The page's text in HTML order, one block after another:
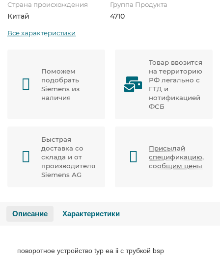
Страна происхождения
Китай
Группа Продукта
4710
Все характеристики
Поможем
подобрать
Siemens из
наличия
Товар ввозится
на территорию
РФ легально с
ГТД и
нотификацией
ФСБ
Быстрая
доставка со
склада и от
производителя
Siemens AG
Присылай
спецификацию,
сообщим цены
Описание Характеристики
поворотное устройство typ ea ii с трубкой bsp